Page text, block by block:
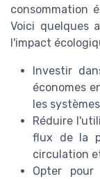
consommation
Voici quelques
l'impact
Investir
économes
les
Réduire
flux de la
circulation
Opter